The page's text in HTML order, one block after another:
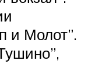
и Молот”.